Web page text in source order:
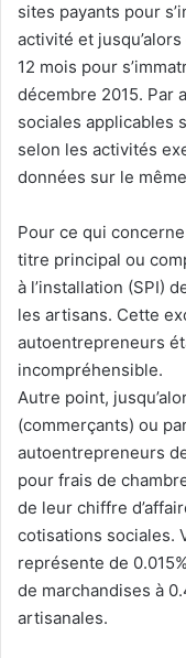
sites payants pour
activité et
12 mois pour
décembre 2015. Par
sociales applicables
selon les activités
données sur le
Pour ce qui
titre principal ou
à l’installation (SPI)
les artisans. Cette
autoentrepreneurs
incompréhensible.
Autre point,
(commerçants) ou
autoentrepreneurs
pour frais de
de leur chiffre
cotisations sociales.
représente de
de marchandises à
artisanales.